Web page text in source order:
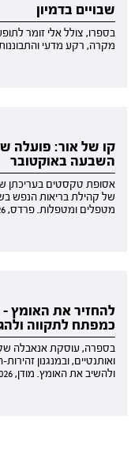
שבויים בדמיון
בספרו, צולל אלי זומר
מקרה, רקע מדעי והתבוננות
קו של אור: פועלה
השבעה באוקטובר
אסופת טקסטים בעריכתן
של קהילת בריאות הנפש
מטפלים ומטפלות. פרדס, 2026.
להחזיר את האומץ
כמפתח לתקווה
בספרה, עוסקת אנאבלה
ואותנטיים, ובמנגנון
ולהשיב את האומץ. מודן, 2026.